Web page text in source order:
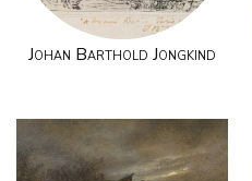
Johan Barthold Jongkind